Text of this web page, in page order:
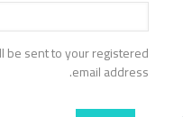
be sent to your registered
email address.